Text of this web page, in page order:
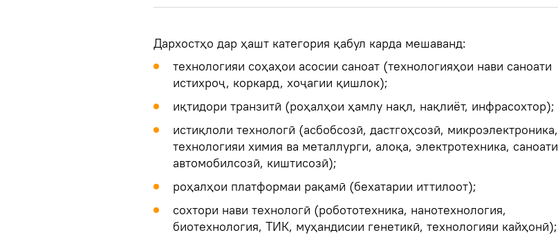
Дархостҳо дар ҳашт категория қабул карда мешаванд:
технологияи соҳаҳои асосии саноат (технологияҳои нави саноати
истихроҷ, коркард, хоҷагии қишлок);
иқтидори транзитӣ (роҳалҳои ҳамлу нақл, нақлиёт, инфрасохтор);
истиқлоли технологӣ (асбобсозӣ, дастгоҳсозӣ, микроэлектроника,
технологияи химия ва металлурги, алоқа, электротехника, саноати
автомобилсозӣ, киштисозӣ);
роҳалҳои платформаи рақамӣ (бехатарии иттилоот);
сохтори нави технологӣ (робототехника, нанотехнология,
биотехнология, ТИК, муҳандисии генетикӣ, технологияи кайҳонӣ);